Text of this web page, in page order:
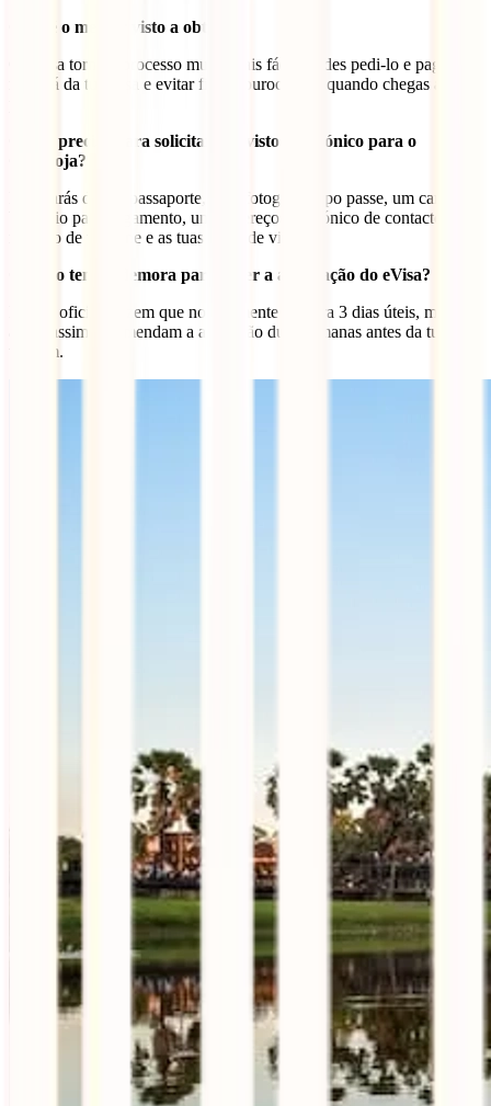
Qual é o melhor visto a obter?
O eVisa torna o processo muito mais fácil. Podes pedi-lo e pagá-lo
no sofá da tua casa e evitar filas e burocracias quando chegas ao
O que preciso para solicitar um visto electrónico para o
Camboja?
Precisarás do teu passaporte, uma fotografia tipo passe, um cartão
bancário para pagamento, um endereço electrónico de contacto, um
número de telefone e as tuas datas de viagem.
Quanto tempo demora para obter a aprovação do eVisa?
Fontes oficiais dizem que normalmente demora 3 dias úteis, mas
ainda assim recomendam a aplicação duas semanas antes da tua
viagem.